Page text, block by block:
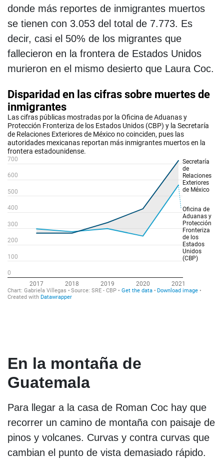
donde más reportes de inmigrantes muertos
se tienen con 3.053 del total de 7.773. Es
decir, casi el 50% de los migrantes que
fallecieron en la frontera de Estados Unidos
murieron en el mismo desierto que Laura Coc.
En la montaña de
Guatemala
Para llegar a la casa de Roman Coc hay que
recorrer un camino de montaña con paisaje de
pinos y volcanes. Curvas y contra curvas que
cambian el punto de vista demasiado rápido.